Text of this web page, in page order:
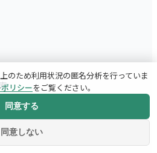
のため利用状況の匿名分析を行っていま
リシーをご覧ください。
同意しない
同意する